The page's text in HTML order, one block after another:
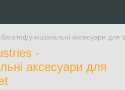
аксесуари для
-
аксесуари для